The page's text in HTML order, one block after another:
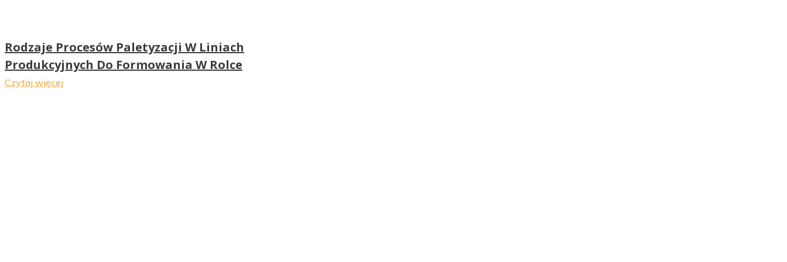
Rodzaje Procesów Paletyzacji W Liniach
Produkcyjnych Do Formowania W Rolce
Czytaj więcej